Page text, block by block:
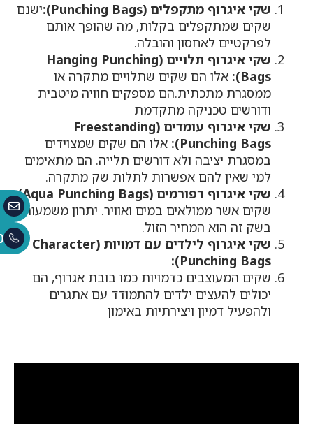
שקי איגרוף מתקפלים (Punching Bags):
ישנם
שקים שמתקפלים בקלות, מה שהופך אותם
לפרקטיים לאחסון והובלה.
שקי איגרוף תלויים (Hanging Punching
Bags):
אלו הם שקים שתלויים מתקרה או
ממסגרת מתכתית.הם מספקים חוויה מיטבית
ודורשים טכניקה מתקדמת
שקי איגרוף עומדים (Freestanding
Punching Bags):
אלו הם שקים שמצוידים
במסגרת יציבה ולא דורשים תלייה. הם מתאימים
למי שאין להם אפשרות לתלות שק מתקרה.
שקי איגרוף רפורמים (Aqua Punching Bags):
שקים אשר ממולאים במים ואוויר. יתרון משמעותי
בשק זה הוא המחיר הזול.
שקי איגרוף לילדים עם דמויות (Character
Punching Bags):
שקים המעוצבים כדמויות כמו בובת אגרוף, הם
יכולים להעצים ילדים להתמודד עם אתגרים
ולהפעיל דמיון ויצירתיות באימון